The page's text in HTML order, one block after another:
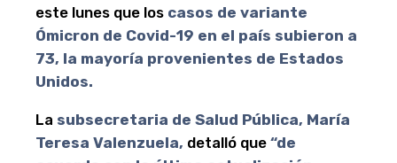
este lunes que los casos de variante
Ómicron de Covid-19 en el país subieron a
73, la mayoría provenientes de Estados
Unidos.
La subsecretaria de Salud Pública, María
Teresa Valenzuela, detalló que “de